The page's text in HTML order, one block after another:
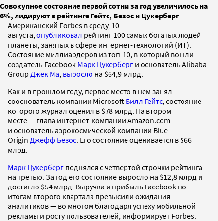
Совокупное состояние первой сотни за год увеличилось на
6%, лидируют в рейтинге Гейтс, Безос и Цукерберг
Американский Forbes в среду, 10
августа, опубликовал рейтинг 100 самых богатых людей
планеты, занятых в сфере интернет-технологий (ИТ).
Состояние миллиардеров из топ-10, в который вошли
создатель Facebook Марк Цукерберг и основатель Alibaba
Group Джек Ма, выросло на $64,9 млрд.
Как и в прошлом году, первое место в нем занял
сооснователь компании Microsoft Билл Гейтс, состояние
которого журнал оценил в $78 млрд. На втором
месте — глава интернет-компании Amazon.com
и основатель аэрокосмической компании Blue
Origin Джефф Безос. Его состояние оценивается в $66
млрд.
Марк Цукерберг поднялся с четвертой строчки рейтинга
на третью. За год его состояние выросло на $12,8 млрд и
достигло $54 млрд. Выручка и прибыль Facebook по
итогам второго квартала превысили ожидания
аналитиков — во многом благодаря успеху мобильной
рекламы и росту пользователей, информирует Forbes.